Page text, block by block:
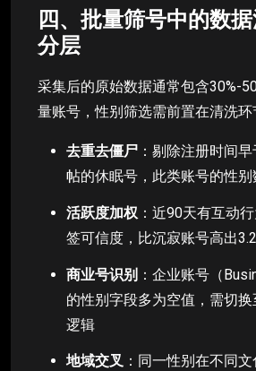
四、批量筛号中的数
分层
采集后的原始数据通常包含30%-
量账号，性别筛选需前置在清洗环
去重去僵尸 ：剔除注册时间
帖的休眠号，此类账号的性
活跃度加权 ：近90天有互动
签可信度，比沉寂账号高出
商业号识别 ：企业账号（
的性别字段多为空值，需切
逻辑
地域交叉 ：同一性别在不同